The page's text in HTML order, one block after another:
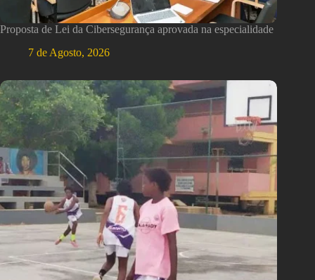
Proposta de Lei da Cibersegurança aprovada na especialidade
7 de Agosto, 2026